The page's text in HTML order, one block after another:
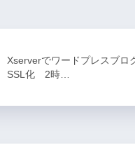
Xserverでワードプレスブロ
SSL化 2時…